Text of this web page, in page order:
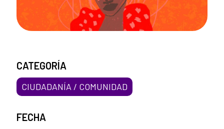
CATEGORÍA
CIUDADANÍA / COMUNIDAD
FECHA